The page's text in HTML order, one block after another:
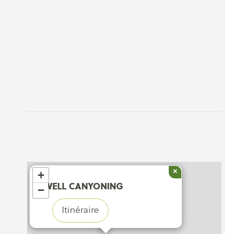
SWELL CANYONING
Itinéraire
×
+
−